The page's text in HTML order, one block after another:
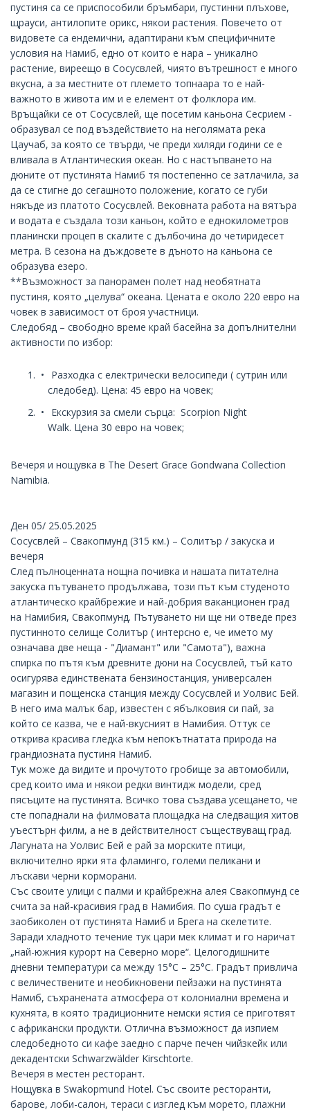
пустиня са се приспособили бръмбари, пустинни плъхове,
щрауси, антилопите орикс, някои растения. Повечето от
видовете са ендемични, адаптирани към специфичните
условия на Намиб, едно от които е нара – уникално
растение, виреещо в Сосусвлей, чиято вътрешност е много
вкусна, а за местните от племето топнаара то е най-
важното в живота им и е елемент от фолклора им.
Връщайки се от Сосусвлей, ще посетим каньона Сесрием -
образувал се под въздействието на неголямата река
Цаучаб, за която се твърди, че преди хиляди години се е
вливала в Атлантическия океан. Но с настъпването на
дюните от пустинята Намиб тя постепенно се затлачила, за
да се стигне до сегашното положение, когато се губи
някъде из платото Сосусвлей. Вековната работа на вятъра
и водата е създала този каньон, който е еднокилометров
планински процеп в скалите с дълбочина до четиридесет
метра. В сезона на дъждовете в дъното на каньона се
образува езеро.
**Възможност за панорамен полет над необятната
пустиня, която „целува“ океана. Цената е около 220 евро на
човек в зависимост от броя участници.
Следобяд – свободно време край басейна за допълнителни
активности по избор:
Разходка с електрически велосипеди ( сутрин или
следобед). Цена: 45 евро на човек;
Екскурзия за смели сърца: Scorpion Night
Walk. Цена 30 евро на човек;
Вечеря и нощувка в The Desert Grace Gondwana Collection
Namibia.
Ден 05/ 25.05.2025
Сосусвлей – Свакопмунд (315 км.) – Солитър / закуска и
вечеря
След пълноценната нощна почивка и нашата питателна
закуска пътуването продължава, този път към студеното
атлантическо крайбрежие и най-добрия ваканционен град
на Намибия, Свакопмунд. Пътуването ни ще ни отведе през
пустинното селище Солитър ( интерсно е, че името му
означава две неща - "Диамант" или "Самота"), важна
спирка по пътя към древните дюни на Сосусвлей, тъй като
осигурява единствената бензиностанция, универсален
магазин и пощенска станция между Сосусвлей и Уолвис Бей.
В него има малък бар, известен с ябълковия си пай, за
който се казва, че е най-вкусният в Намибия. Оттук се
открива красива гледка към непокътнатата природа на
грандиозната пустиня Намиб.
Тук може да видите и прочутото гробище за автомобили,
сред които има и някои редки винтидж модели, сред
пясъците на пустинята. Всичко това създава усещането, че
сте попаднали на филмовата площадка на следващия хитов
уъестърн филм, а не в действителност съществуващ град.
Лагуната на Уолвис Бей е рай за морските птици,
включително ярки ята фламинго, големи пеликани и
лъскави черни корморани.
Със своите улици с палми и крайбрежна алея Свакопмунд се
счита за най-красивия град в Намибия. По суша градът е
заобиколен от пустинята Намиб и Брега на скелетите.
Заради хладното течение тук цари мек климат и го наричат
„най-южния курорт на Северно море“. Целогодишните
дневни температури са между 15°C – 25°C. Градът привлича
с величествените и необикновени пейзажи на пустинята
Намиб, съхранената атмосфера от колониални времена и
кухнята, в която традиционните немски ястия се приготвят
с африкански продукти. Отлична възможност да изпием
следобедното си кафе заедно с парче печен чийзкейк или
декадентски Schwarzwälder Kirschtorte.
Вечеря в местен ресторант.
Нощувка в Swakopmund Hotel. Със своите ресторанти,
барове, лоби-салон, тераси с изглед към морето, плажни